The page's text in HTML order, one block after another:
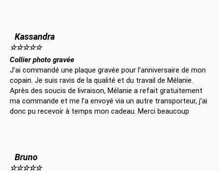
Kassandra
☆☆☆☆☆
Collier photo gravée
J’ai commandé une plaque gravée pour l’anniversaire de mon
copain. Je suis ravis de la qualité et du travail de Mélanie.
Après des soucis de livraison, Mélanie a refait gratuitement
ma commande et me l’a envoyé via un autre transporteur, j’ai
donc pu recevoir à temps mon cadeau. Merci beaucoup
Bruno
☆☆☆☆☆